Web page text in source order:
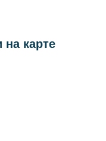
карте